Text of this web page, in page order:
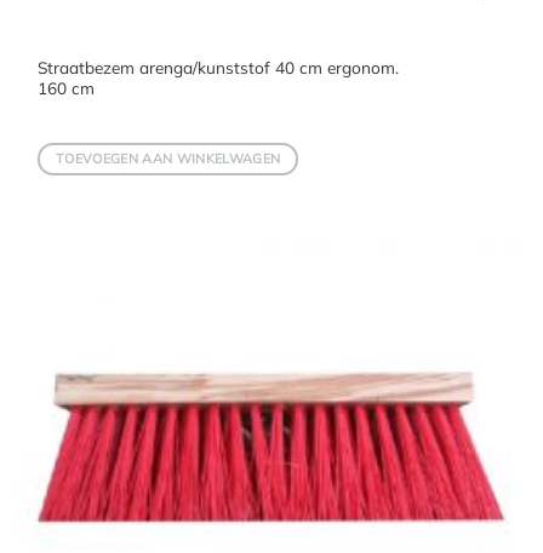
Straatbezem arenga/kunststof 40 cm ergonom.
160 cm
TOEVOEGEN AAN WINKELWAGEN